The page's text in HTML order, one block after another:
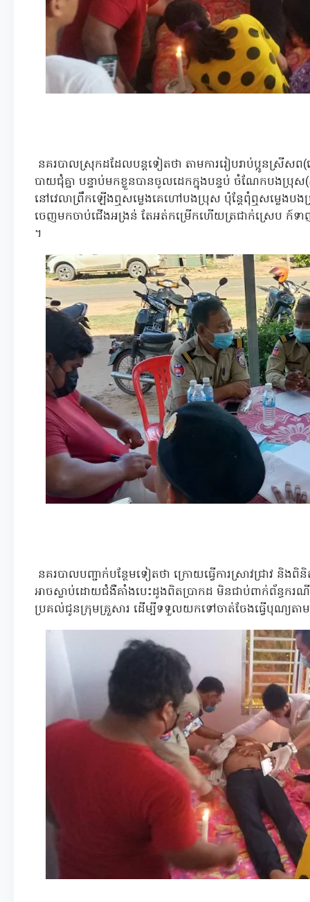
នគរបាលស្រុកដដែលបន្តទៀតថា តាមការរៀបរាប់ប្អូនស្រីសព
បាយជុំគ្នា បន្ទាប់មកខ្លួនបានចូលដេកក្នុងបន្ទប់ ចំណែកបង
នៅវេលាព្រឹកឡើងឮសម្លេងគេហៅបងប្រុស ប៉ុន្តែពុំឮសម្លេងបងប្
ចេញមកចាប់ជើងអង្រន់ តែអត់កម្រើកហើយត្រជាក់ស្រេប
។
នគរបាលបញ្ជាក់បន្ថែមទៀតថា ក្រោយធ្វើការស្រាវជ្រាវ និ
អាចស្លាប់ដោយជំងឺគាំងបេះដូងពិតប្រាកដ មិនជាប់ពាក់ព័ន្ធ
ប្រគល់ជូនក្រុមគ្រួសារ ដើម្បីទទួលយកទៅចាត់ចែងធ្វើបុណ្យត